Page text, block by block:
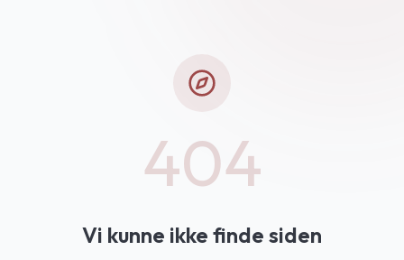
404
Vi kunne ikke finde siden